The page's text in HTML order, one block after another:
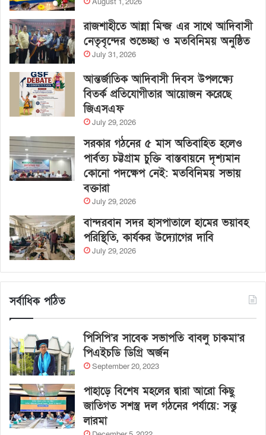
রাজশাহীতে আন্না মিন্জ এর সাথে আদিবাসী
নেতৃবৃন্দের শুভেচ্ছা ও মতবিনিময় অনুষ্ঠিত
July 31, 2026
আন্তর্জাতিক আদিবাসী দিবস উপলক্ষ্যে
বিতর্ক প্রতিযোগীতার আয়োজন করেছে
জিএসএফ
July 29, 2026
সরকার গঠনের ৫ মাস অতিবাহিত হলেও
পার্বত্য চট্টগ্রাম চুক্তি বাস্তবায়নে দৃশ্যমান
কোনো পদক্ষেপ নেই: মতবিনিময় সভায়
বক্তারা
July 29, 2026
বান্দরবান সদর হাসপাতালে হামের ভয়াবহ
পরিস্থিতি, কার্যকর উদ্যোগের দাবি
July 29, 2026
সর্বাধিক পঠিত
পিসিপি’র সাবেক সভাপতি বাবলু চাকমা’র
পিএইচডি ডিগ্রি অর্জন
September 20, 2023
পাহাড়ে বিশেষ মহলের দ্বারা আরো কিছু
জাতিগত সশস্ত্র দল গঠনের পর্যায়ে: সন্তু
লারমা